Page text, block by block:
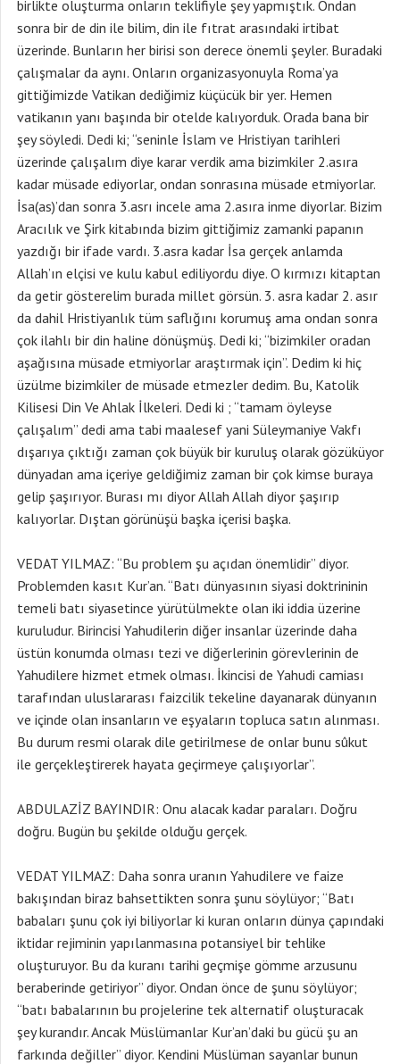
birlikte oluşturma onların teklifiyle şey yapmıştık. Ondan
sonra bir de din ile bilim, din ile fıtrat arasındaki irtibat
üzerinde. Bunların her birisi son derece önemli şeyler. Buradaki
çalışmalar da aynı. Onların organizasyonuyla Roma’ya
gittiğimizde Vatikan dediğimiz küçücük bir yer. Hemen
vatikanın yanı başında bir otelde kalıyorduk. Orada bana bir
şey söyledi. Dedi ki; “seninle İslam ve Hristiyan tarihleri
üzerinde çalışalım diye karar verdik ama bizimkiler 2.asıra
kadar müsade ediyorlar, ondan sonrasına müsade etmiyorlar.
İsa(as)’dan sonra 3.asrı incele ama 2.asıra inme diyorlar. Bizim
Aracılık ve Şirk kitabında bizim gittiğimiz zamanki papanın
yazdığı bir ifade vardı. 3.asra kadar İsa gerçek anlamda
Allah’ın elçisi ve kulu kabul ediliyordu diye. O kırmızı kitaptan
da getir gösterelim burada millet görsün. 3. asra kadar 2. asır
da dahil Hristiyanlık tüm saflığını korumuş ama ondan sonra
çok ilahlı bir din haline dönüşmüş. Dedi ki; “bizimkiler oradan
aşağısına müsade etmiyorlar araştırmak için”. Dedim ki hiç
üzülme bizimkiler de müsade etmezler dedim. Bu, Katolik
Kilisesi Din Ve Ahlak İlkeleri. Dedi ki ; “tamam öyleyse
çalışalım” dedi ama tabi maalesef yani Süleymaniye Vakfı
dışarıya çıktığı zaman çok büyük bir kuruluş olarak gözüküyor
dünyadan ama içeriye geldiğimiz zaman bir çok kimse buraya
gelip şaşırıyor. Burası mı diyor Allah Allah diyor şaşırıp
kalıyorlar. Dıştan görünüşü başka içerisi başka.
VEDAT YILMAZ: “Bu problem şu açıdan önemlidir” diyor.
Problemden kasıt Kur’an. “Batı dünyasının siyasi doktrininin
temeli batı siyasetince yürütülmekte olan iki iddia üzerine
kuruludur. Birincisi Yahudilerin diğer insanlar üzerinde daha
üstün konumda olması tezi ve diğerlerinin görevlerinin de
Yahudilere hizmet etmek olması. İkincisi de Yahudi camiası
tarafından uluslararası faizcilik tekeline dayanarak dünyanın
ve içinde olan insanların ve eşyaların topluca satın alınması.
Bu durum resmi olarak dile getirilmese de onlar bunu sûkut
ile gerçekleştirerek hayata geçirmeye çalışıyorlar”.
ABDULAZİZ BAYINDIR: Onu alacak kadar paraları. Doğru
doğru. Bugün bu şekilde olduğu gerçek.
VEDAT YILMAZ: Daha sonra uranın Yahudilere ve faize
bakışından biraz bahsettikten sonra şunu söylüyor; “Batı
babaları şunu çok iyi biliyorlar ki kuran onların dünya çapındaki
iktidar rejiminin yapılanmasına potansiyel bir tehlike
oluşturuyor. Bu da kuranı tarihi geçmişe gömme arzusunu
beraberinde getiriyor” diyor. Ondan önce de şunu söylüyor;
“batı babalarının bu projelerine tek alternatif oluşturacak
şey kurandır. Ancak Müslümanlar Kur’an’daki bu gücü şu an
farkında değiller” diyor. Kendini Müslüman sayanlar bunun